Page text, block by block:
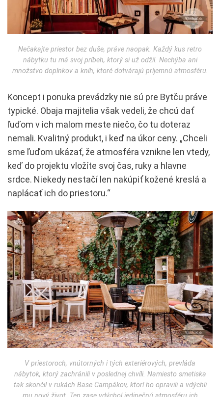
Nečakajte priestor bez duše, práve naopak. Každý kus retro
nábytku tu má svoj príbeh, ktorý si už odžil. Nechýba ani
množstvo doplnkov a kníh, ktoré dotvárajú príjemnú atmosféru.
Koncept i ponuka prevádzky nie sú pre Bytču práve
typické. Obaja majitelia však vedeli, že chcú dať
ľuďom v ich malom meste niečo, čo tu doteraz
nemali. Kvalitný produkt, i keď na úkor ceny. „Chceli
sme ľuďom ukázať, že atmosféra vznikne len vtedy,
keď do projektu vložíte svoj čas, ruky a hlavne
srdce. Niekedy nestačí len nakúpiť kožené kreslá a
naplácať ich do priestoru.“
V priestoroch, vnútorných i tých exteriérových, prevláda
nábytok, ktorý zachránili v poslednej chvíli. Namiesto smetiska
tak skončil v rukách Base Campákov, ktorí ho opravili a vdýchli
mu nový život. Ten zase vdýchol jedinečnú atmosféru ich